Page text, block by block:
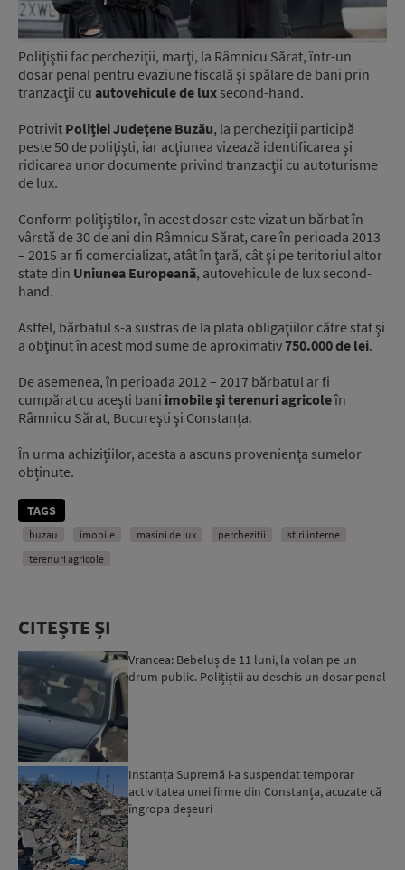
Poliţiştii fac percheziţii, marţi, la Râmnicu Sărat, într-un
dosar penal pentru evaziune fiscală şi spălare de bani prin
tranzacţii cu autovehicule de lux second-hand.
Potrivit Poliţiei Judeţene Buzău, la percheziţii participă
peste 50 de poliţişti, iar acţiunea vizează identificarea şi
ridicarea unor documente privind tranzacţii cu autoturisme
de lux.
Conform poliţiştilor, în acest dosar este vizat un bărbat în
vârstă de 30 de ani din Râmnicu Sărat, care în perioada 2013
– 2015 ar fi comercializat, atât în ţară, cât şi pe teritoriul altor
state din Uniunea Europeană, autovehicule de lux second-
hand.
Astfel, bărbatul s-a sustras de la plata obligaţiilor către stat şi
a obținut în acest mod sume de aproximativ750.000 de lei.
De asemenea, în perioada 2012 – 2017 bărbatul ar fi
cumpărat cu aceşti bani imobile şi terenuri agricoleîn
Râmnicu Sărat, Bucureşti şi Constanţa.
În urma achizițiilor, acesta a ascuns provenienţa sumelor
obținute.
TAGS
buzau imobile masini de lux perchezitii
stiri interne
terenuri agricole
CITEȘTE ȘI
Vrancea: Bebeluș de 11 luni, la volan pe un
drum public. Polițiștii au deschis un dosar penal
Instanța Supremă i-a suspendat temporar
activitatea unei firme din Constanța, acuzate că
îngropa deșeuri